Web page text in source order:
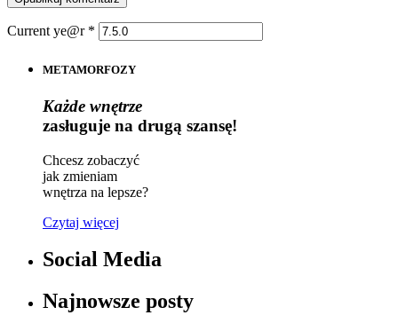
Current ye@r *
METAMORFOZY
Każde wnętrze
zasługuje na drugą szansę!
Chcesz zobaczyć
jak zmieniam
wnętrza na lepsze?
Czytaj więcej
Social Media
Najnowsze posty